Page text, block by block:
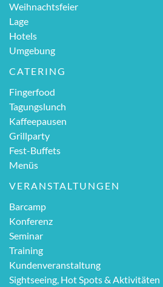
Weihnachtsfeier
Lage
Hotels
Umgebung
CATERING
Fingerfood
Tagungslunch
Kaffeepausen
Grillparty
Fest-Buffets
Menüs
VERANSTALTUNGEN
Barcamp
Konferenz
Seminar
Training
Kundenveranstaltung
Sightseeing, Hot Spots & Aktivitäten